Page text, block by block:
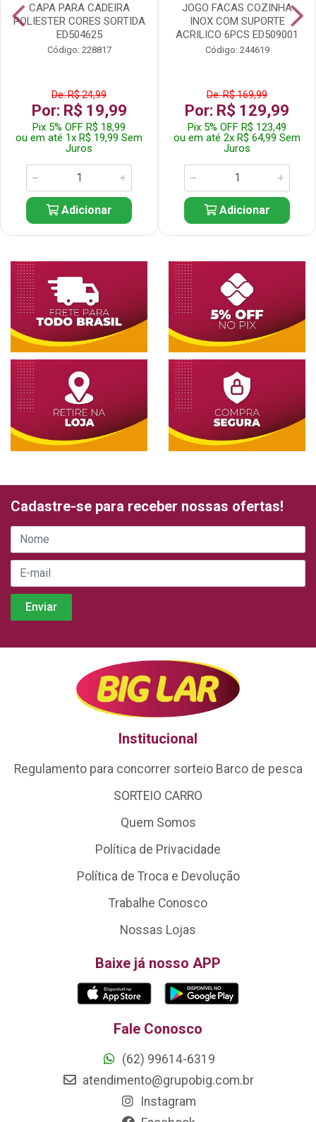
CAPA PARA CADEIRA
POLIESTER CORES SORTIDA
ED504625
Código: 228817
De: R$ 24,99
Por: R$ 19,99
Pix 5% OFF R$ 18,99
ou em até 1x R$ 19,99 Sem
Juros
Adicionar
JOGO FACAS COZINHA
INOX COM SUPORTE
ACRILICO 6PCS ED509001
Código: 244619
De: R$ 169,99
Por: R$ 129,99
Pix 5% OFF R$ 123,49
ou em até 2x R$ 64,99 Sem
Juros
Adicionar
Cadastre-se para receber nossas ofertas!
Institucional
Regulamento para concorrer sorteio Barco de pesca
SORTEIO CARRO
Quem Somos
Política de Privacidade
Política de Troca e Devolução
Trabalhe Conosco
Nossas Lojas
Baixe já nosso APP
Fale Conosco
(62) 99614-6319
atendimento@grupobig.com.br
Instagram